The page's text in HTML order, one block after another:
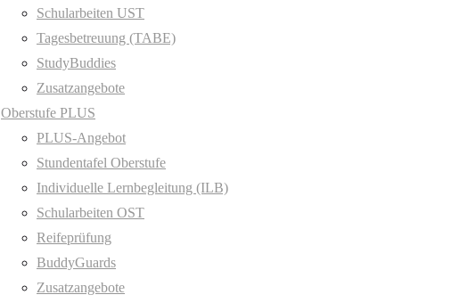
Schularbeiten UST
Tagesbetreuung (TABE)
StudyBuddies
Zusatzangebote
Oberstufe PLUS
PLUS-Angebot
Stundentafel Oberstufe
Individuelle Lernbegleitung (ILB)
Schularbeiten OST
Reifeprüfung
BuddyGuards
Zusatzangebote